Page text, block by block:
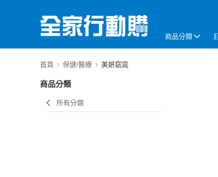
商品分類
首頁 保健/醫療 美妍窈窕
商品分類
所有分類